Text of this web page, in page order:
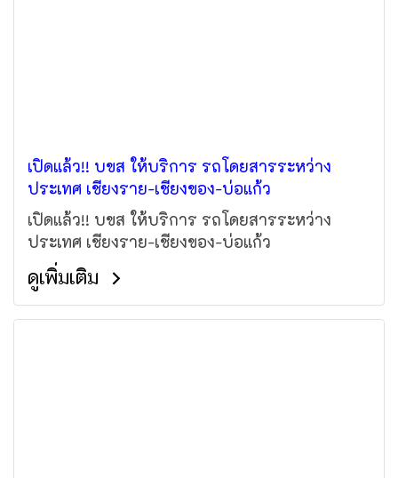
เปิดแล้ว!! บขส ให้บริการ รถโดยสารระหว่าง
ประเทศ เชียงราย-เชียงของ-บ่อแก้ว
เปิดแล้ว!! บขส ให้บริการ รถโดยสารระหว่าง
ประเทศ เชียงราย-เชียงของ-บ่อแก้ว
ดูเพิ่มเติม